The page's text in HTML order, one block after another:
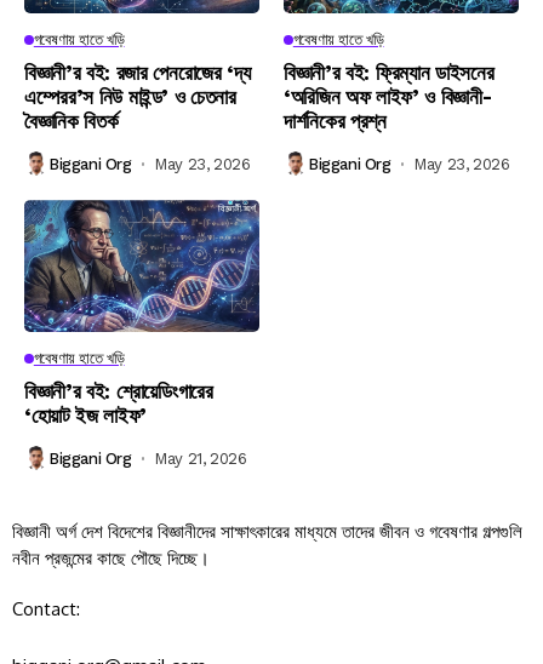
গবেষণায় হাতে খড়ি
বিজ্ঞানী’র বই: রজার পেনরোজের ‘দ্য
এম্পেরর’স নিউ মাইন্ড’ ও চেতনার
বৈজ্ঞানিক বিতর্ক
Biggani Org May 23, 2026
গবেষণায় হাতে খড়ি
বিজ্ঞানী’র বই: ফ্রিম্যান ডাইসনের
‘অরিজিন অফ লাইফ’ ও বিজ্ঞানী-
দার্শনিকের প্রশ্ন
Biggani Org May 23, 2026
গবেষণায় হাতে খড়ি
বিজ্ঞানী’র বই: শ্রোয়েডিংগারের
‘হোয়াট ইজ লাইফ’
Biggani Org May 21, 2026
বিজ্ঞানী অর্গ দেশ বিদেশের বিজ্ঞানীদের সাক্ষাৎকারের মাধ্যমে তাদের জীবন ও গবেষণার গল্পগুলি
নবীন প্রজন্মের কাছে পৌছে দিচ্ছে।
Contact: